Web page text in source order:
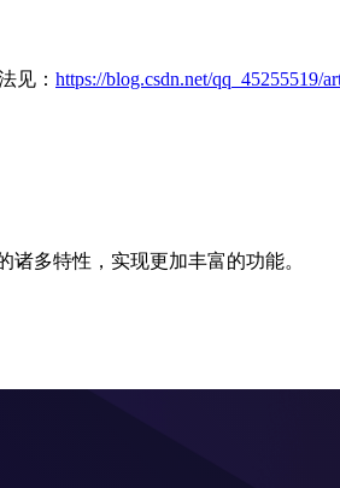
见： https://blog.csdn.net/qq_45255519/
多特性，实现更加丰富的功能。